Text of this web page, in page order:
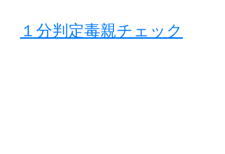
１分判定毒親チェック